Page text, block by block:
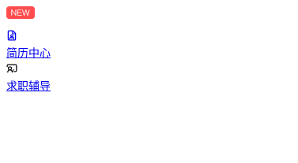
简历中心
求职辅导